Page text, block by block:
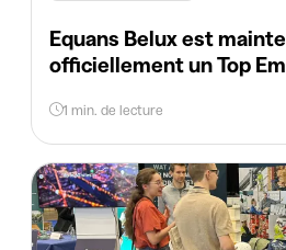
Equans Belux est
officiellement un Top
1 min. de lecture